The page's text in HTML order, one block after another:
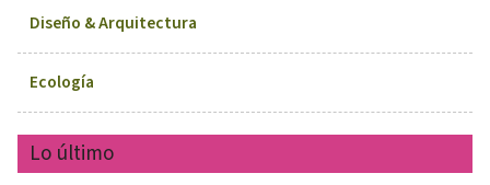
Diseño & Arquitectura
Ecología
Lo último